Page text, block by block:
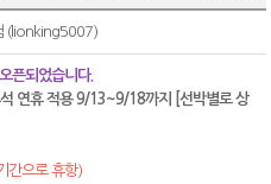
(lionking5007)
픈되었습니다.
연휴 적용 9/13~9/18까지 [선박별로 상
간으로 휴항)